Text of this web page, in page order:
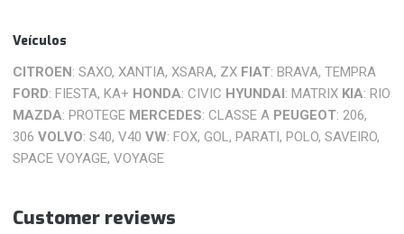
Veículos
CITROEN: SAXO, XANTIA, XSARA, ZX FIAT: BRAVA, TEMPRA
FORD: FIESTA, KA+ HONDA: CIVIC HYUNDAI: MATRIX KIA: RIO
MAZDA: PROTEGE MERCEDES: CLASSE A PEUGEOT: 206,
306VOLVO: S40, V40VW: FOX, GOL, PARATI, POLO, SAVEIRO,
SPACE VOYAGE, VOYAGE
Customer reviews